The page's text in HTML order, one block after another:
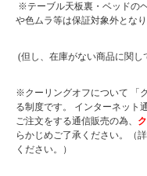
※テーブル天板裏・ベッドの
や色ムラ等は保証対象外となり
(但し、在庫がない商品に関
※クーリングオフについて 「
る制度です。 インターネット
ご注文をする通信販売の為、
らかじめご了承ください。（
ください。）